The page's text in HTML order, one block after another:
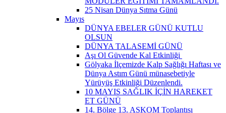
25 Nisan Dünya Sıtma Günü
Mayıs
DÜNYA EBELER GÜNÜ KUTLU
OLSUN
DÜNYA TALASEMİ GÜNÜ
Aşı Ol Güvende Kal Etkinliği ​
Gölyaka İlçemizde Kalp Sağlığı Haftası ve
Dünya Astım Günü münasebetiyle
Yürüyüş Etkinliği Düzenlendi.
10 MAYIS SAĞLIK İÇİN HAREKET
ET GÜNÜ
14. Bölge 13. ASKOM Toplantısı